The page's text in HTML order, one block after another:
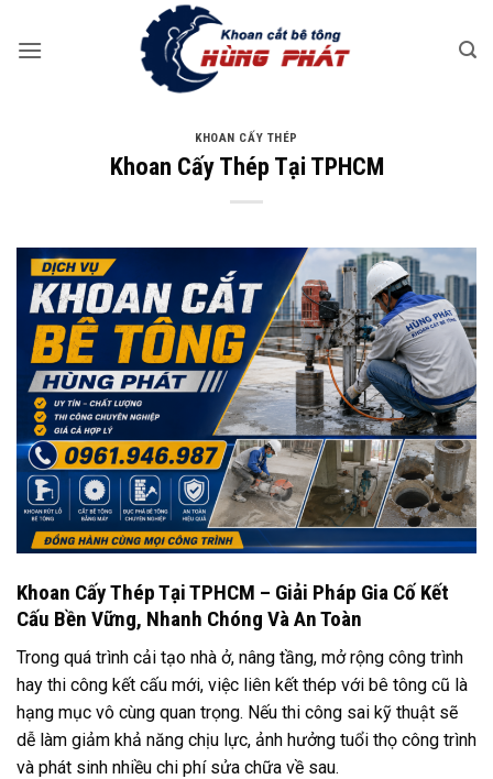
qua
KHOAN CẤY THÉP
Khoan Cấy Thép Tại TPHCM
Khoan Cấy Thép Tại TPHCM – Giải Pháp Gia Cố Kết
Cấu Bền Vững, Nhanh Chóng Và An Toàn
Trong quá trình cải tạo nhà ở, nâng tầng, mở rộng công trình
hay thi công kết cấu mới, việc liên kết thép với bê tông cũ là
hạng mục vô cùng quan trọng. Nếu thi công sai kỹ thuật sẽ
dễ làm giảm khả năng chịu lực, ảnh hưởng tuổi thọ công trình
và phát sinh nhiều chi phí sửa chữa về sau.